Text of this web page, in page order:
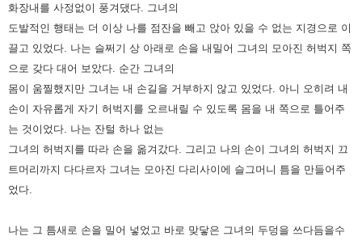
화장내를 사정없이 풍겨댔다. 그녀의
도발적인 행태는 더 이상 나를 점잔을 빼고 앉아 있을 수 없는 지경으로 이
끌고 있었다. 나는 슬쩌기 상 아래로 손을 내밀어 그녀의 모아진 허벅지 쪽
으로 갖다 대어 보았다. 순간 그녀의
몸이 움찔했지만 그녀는 내 손길을 거부하지 않고 있었다. 아니 오히려 내
손이 자유롭게 자기 허벅지를 오르내릴 수 있도록 몸을 내 쪽으로 틀어주
는 것이었다. 나는 잔털 하나 없는
그녀의 허벅지를 따라 손을 옮겨갔다. 그리고 나의 손이 그녀의 허벅지 끄
트머리까지 다다르자 그녀는 모아진 다리사이에 슬그머니 틈을 만들어주
었다.
나는 그 틈새로 손을 밀어 넣었고 바로 맞닿은 그녀의 두덩을 쓰다듬을수